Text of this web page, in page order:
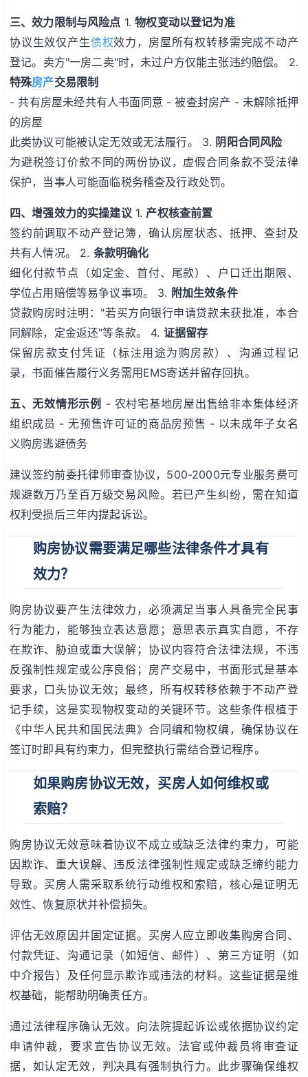
三、效力限制与风险点 1.物权变动以登记为准
协议生效仅产生债权效力，房屋所有权转移需完成不动产
登记。卖方"一房二卖"时，未过户方仅能主张违约赔偿。 2.
特殊房产交易限制
- 共有房屋未经共有人书面同意 - 被查封房产 - 未解除抵押
的房屋
此类协议可能被认定无效或无法履行。 3. 阴阳合同风险
为避税签订价款不同的两份协议，虚假合同条款不受法律
保护，当事人可能面临税务稽查及行政处罚。
四、增强效力的实操建议1. 产权核查前置
签约前调取不动产登记簿，确认房屋状态、抵押、查封及
共有人情况。 2. 条款明确化
细化付款节点（如定金、首付、尾款）、户口迁出期限、
学位占用赔偿等易争议事项。 3. 附加生效条件
贷款购房时注明："若买方向银行申请贷款未获批准，本合
同解除，定金返还"等条款。 4. 证据留存
保留房款支付凭证（标注用途为购房款）、沟通过程记
录，书面催告履行义务需用EMS寄送并留存回执。
五、无效情形示例 - 农村宅基地房屋出售给非本集体经济
组织成员 - 无预售许可证的商品房预售 - 以未成年子女名
义购房逃避债务
建议签约前委托律师审查协议，500-2000元专业服务费可
规避数万乃至百万级交易风险。若已产生纠纷，需在知道
权利受损后三年内提起诉讼。
购房协议需要满足哪些法律条件才具有
效力？
购房协议要产生法律效力，必须满足当事人具备完全民事
行为能力，能够独立表达意愿；意思表示真实自愿，不存
在欺诈、胁迫或重大误解；协议内容符合法律法规，不违
反强制性规定或公序良俗；房产交易中，书面形式是基本
要求，口头协议无效；最终，所有权转移依赖于不动产登
记手续，这是实现物权变动的关键环节。这些条件根植于
《中华人民共和国民法典》合同编和物权编，确保协议在
签订时即具有约束力，但完整执行需结合登记程序。
如果购房协议无效，买房人如何维权或
索赔？
购房协议无效意味着协议不成立或缺乏法律约束力，可能
因欺诈、重大误解、违反法律强制性规定或缺乏缔约能力
导致。买房人需采取系统行动维权和索赔，核心是证明无
效性、恢复原状并补偿损失。
评估无效原因并固定证据。买房人应立即收集购房合同、
付款凭证、沟通记录（如短信、邮件）、第三方证明（如
中介报告）及任何显示欺诈或违法的材料。这些证据是维
权基础，能帮助明确责任方。
通过法律程序确认无效。向法院提起诉讼或依据协议约定
申请仲裁，要求宣告协议无效。法官或仲裁员将审查证
据，如认定无效，判决具有强制执行力。此步骤确保维权